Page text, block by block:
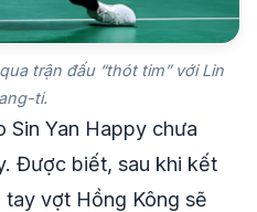
trận đấu “thót tim” với Lin
ti.
Sin Yan Happy chưa
Được biết, sau khi kết
tay vợt Hồng Kông sẽ